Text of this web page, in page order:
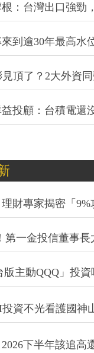
：台灣出口強勁
到逾30年最高水
頂了？2大外資
投顧：台積電還
財專家揭密「
第一金投信董事
版主動QQQ」投
資不光看護國神
下半年該追